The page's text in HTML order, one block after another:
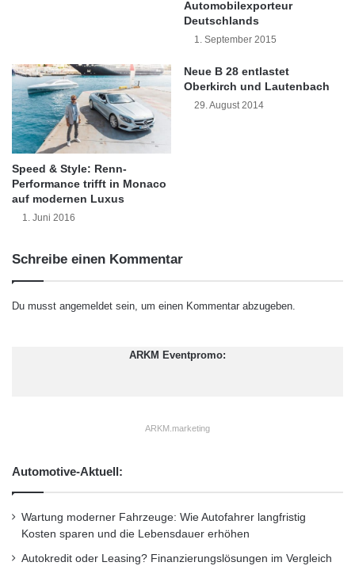
Sunset-Verglasung. Wer seine Auswahl
modifizieren möchte, kann im Menü jederzeit
wieder einen oder mehrere Schritte
zurückgehen. Auch umfangreiches Zubehör
steht im Konfigurator zur Auswahl und kann
direkt in die Fahrzeug-Zusammenstellung
einfließen.
zusammengestellt, erhält er eine übersichtliche
Zusammenfassung mit allen wesentlichen
Angaben. Zugleich kann er die Konfiguration
teilen oder mittels eines QR-Codes auf sein
Quelle: presseportal
m
P
r
o
b
l
e
m
Automobilexporteur
Deutschlands
1. September 2015
Speed & Style: Renn-
Performance trifft in Monaco
auf modernen Luxus
1. Juni 2016
Neue B 28 entlastet
Oberkirch und Lautenbach
29. August 2014
Schreibe einen Kommentar
Du musst angemeldet sein, um einen Kommentar abzugeben.
ARKM Eventpromo:
ARKM.marketing
Automotive-Aktuell:
Wartung moderner Fahrzeuge: Wie Autofahrer langfristig
Kosten sparen und die Lebensdauer erhöhen
Autokredit oder Leasing? Finanzierungslösungen im Vergleich